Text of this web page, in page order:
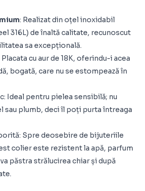
: Realizat din oțel inoxidabil
316L) de înaltă calitate, recunoscut
sa excepțională.
Placata cu aur de 18K, oferindu-i acea
bogată, care nu se estompează în
Ideal pentru pielea sensibilă; nu
sau plumb, deci îl poți purta întreaga
Spre deosebire de bijuteriile
colier este rezistent la apă, parfum
păstra strălucirea chiar și după